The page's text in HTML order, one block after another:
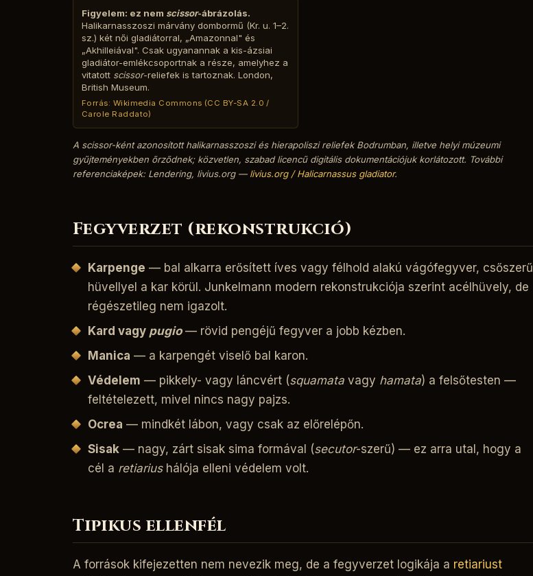
Figyelem: ez nem scissor-ábrázolás.
Halikarnasszoszi márvány dombormű (Kr. u. 1–2.
sz.) két női gladiátorral, „Amazonnal" és
„Akhilleiával". Csak ugyanannak a kis-ázsiai
gladiátor-emlékcsoportnak a része, amelyhez a
vitatott scissor-reliefek is tartoznak. London,
British Museum.
Forrás: Wikimedia Commons (CC BY-SA 2.0 /
Carole Raddato)
A scissor-ként azonosított halikarnasszoszi és hierapoliszi reliefek Bodrumban, illetve helyi múzeumi
gyűjteményekben őrződnek; közvetlen, szabad licencű digitális dokumentációjuk korlátozott. További
referenciaképek: Lendering, livius.org — livius.org / Halicarnassus gladiator.
Fegyverzet (rekonstrukció)
Karpenge — bal alkarra erősített íves vagy félhold alakú vágófegyver, csőszerű
hüvellyel a kar körül. Junkelmann modern rekonstrukciója szerint acélhüvely, de
régészetileg nem igazolt.
Kard vagy pugio— rövid pengéjű fegyver a jobb kézben.
Manica — a karpengét viselő bal karon.
Védelem — pikkely- vagy láncvért (squamata vagy hamata) a felsőtesten —
feltételezett, mivel nincs nagy pajzs.
Ocrea — mindkét lábon, vagy csak az előrelépőn.
Sisak — nagy, zárt sisak sima formával (secutor-szerű) — ez arra utal, hogy a
cél a retiariushálója elleni védelem volt.
Tipikus ellenfél
A források kifejezetten nem nevezik meg, de a fegyverzet logikája a retiariust